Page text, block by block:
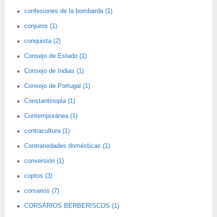
confesiones de la bombarda (1)
conjuros (1)
conquista (2)
Consejo de Estado (1)
Consejo de Indias (1)
Consejo de Portugal (1)
Constantinopla (1)
Contemporánea (1)
contracultura (1)
Contrariedades domésticas (1)
conversión (1)
coptos (3)
corsarios (7)
CORSARIOS BERBERISCOS (1)